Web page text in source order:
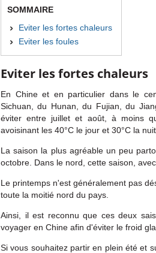
SOMMAIRE
Eviter les fortes chaleurs
Eviter les foules
Eviter les fortes chaleurs
En Chine et en particulier dans le
Sichuan, du Hunan, du Fujian, du
éviter entre juillet et août, à moins
avoisinant les 40°C le jour et 30°C la nuit.
La saison la plus agréable un peu
octobre. Dans le nord, cette saison,
Le printemps n'est généralement pas
toute la moitié nord du pays.
Ainsi, il est reconnu que ces deux
voyager en Chine afin d'éviter le froid
Si vous souhaitez partir en plein été et